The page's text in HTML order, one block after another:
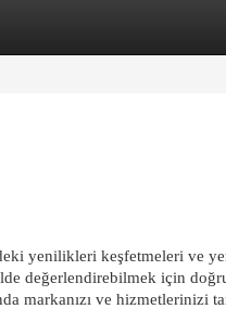
yenilikleri keşfetmeleri ve
değerlendirebilmek için
markanızı ve hizmetlerinizi